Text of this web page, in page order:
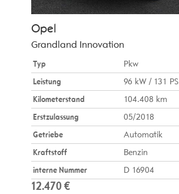
Opel
Grandland Innovation
Typ
Pkw
Leistung
96 kW / 131 PS
Kilometerstand
104.408 km
Erstzulassung
05/2018
Getriebe
Automatik
Kraftstoff
Benzin
interne Nummer
D 16904
12.470 €